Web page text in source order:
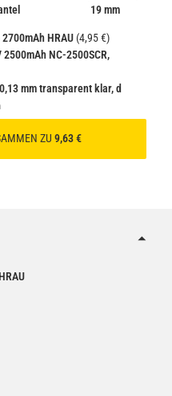
−
1
19 mm
HRAU (4,95 €)
NC-2500SCR,
mm transparent klar, d
ZU 9,63 €